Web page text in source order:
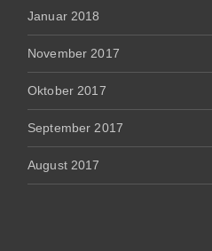
Januar 2018
November 2017
Oktober 2017
September 2017
August 2017